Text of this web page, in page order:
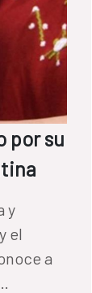
por su
y
el
a